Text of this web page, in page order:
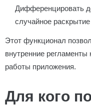
Дифференцировать
случайное
Этот функционал
внутренние регламенты
работы приложения.
Для кого